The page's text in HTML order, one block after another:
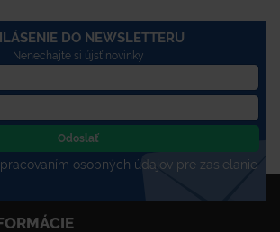
DO NEWSLETTERU
Nenechajte si újsť novinky
Odoslať
osobných údajov pre zasielanie